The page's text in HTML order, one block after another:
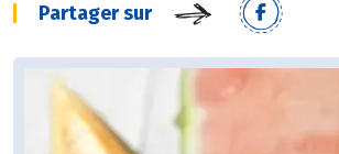
Partager sur